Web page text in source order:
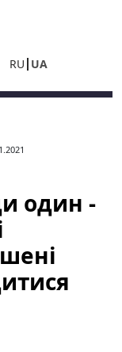
RU UA
один -